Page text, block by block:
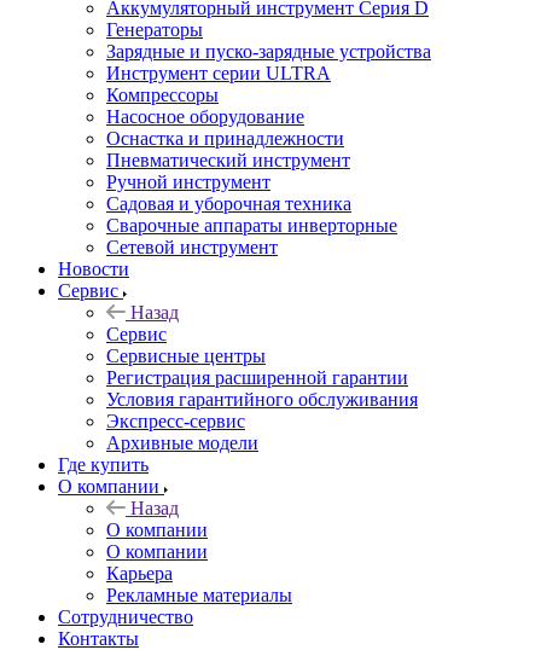
Аккумуляторный инструмент Серия D
Генераторы
Зарядные и пуско-зарядные устройства
Инструмент серии ULTRA
Компрессоры
Насосное оборудование
Оснастка и принадлежности
Пневматический инструмент
Ручной инструмент
Садовая и уборочная техника
Сварочные аппараты инверторные
Сетевой инструмент
Новости
Сервис
Назад
Сервис
Сервисные центры
Регистрация расширенной гарантии
Условия гарантийного обслуживания
Экспресс-сервис
Архивные модели
Где купить
О компании
Назад
О компании
О компании
Карьера
Рекламные материалы
Сотрудничество
Контакты